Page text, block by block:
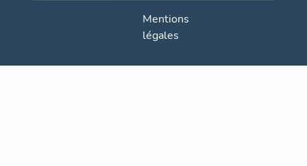
Mentions
légales